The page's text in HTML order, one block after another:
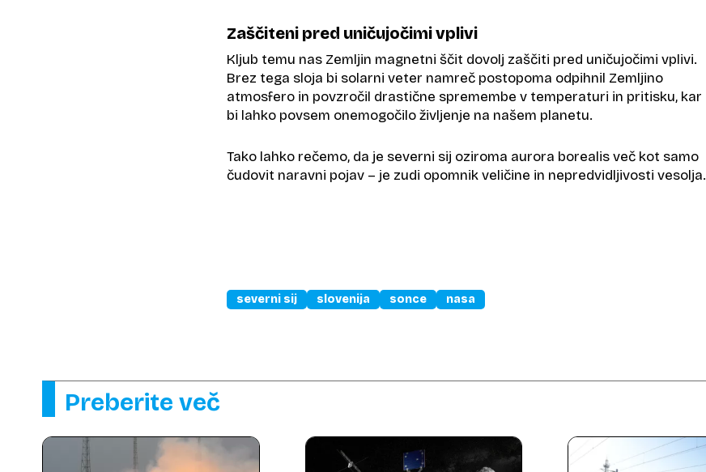
Zaščiteni pred uničujočimi vplivi
Kljub temu nas Zemljin magnetni ščit dovolj zaščiti pred uničujočimi vplivi.
Brez tega sloja bi solarni veter namreč postopoma odpihnil Zemljino
atmosfero in povzročil drastične spremembe v temperaturi in pritisku, kar
bi lahko povsem onemogočilo življenje na našem planetu.
Tako lahko rečemo, da je severni sij oziroma aurora borealis več kot samo
čudovit naravni pojav – je zudi opomnik veličine in nepredvidljivosti vesolja.
severni sij slovenija sonce nasa
Preberite več